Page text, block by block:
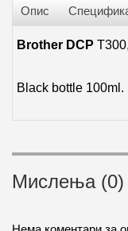
Опис
Brother DCP
Black bottle 100ml.
Мислења (0)